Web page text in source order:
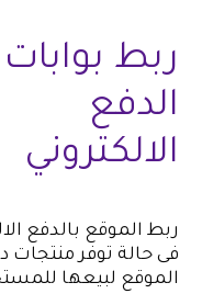
ربط بوابات
الدفع
الالكتروني
ربط الموقع بالدفع
فى حالة توفر منتجات
الموقع لبيعها